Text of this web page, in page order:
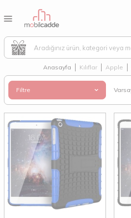
Anasayfa Kılıflar Apple
Filtre